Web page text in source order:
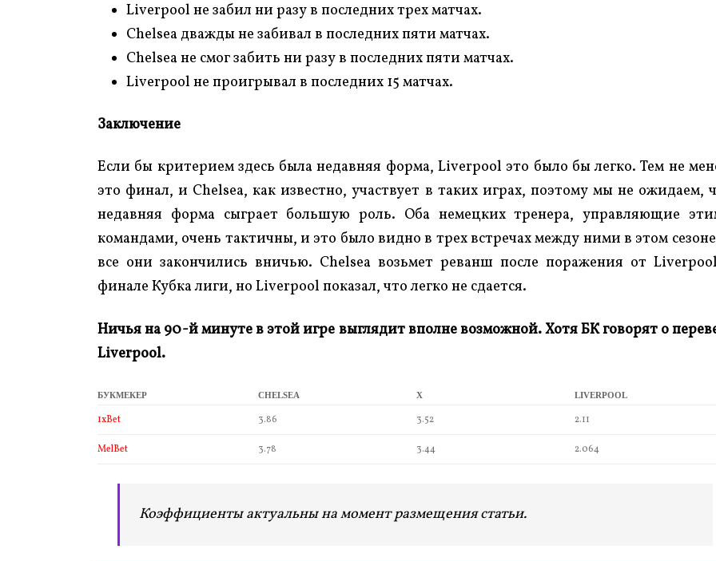
Liverpool не забил ни разу в последних трех матчах.
Chelsea дважды не забивал в последних пяти матчах.
Chelsea не смог забить ни разу в последних пяти матчах.
Liverpool не проигрывал в последних 15 матчах.
Заключение
Если бы критерием здесь была недавняя форма, Liverpool это было бы легко. Тем не
это финал, и Chelsea, как известно, участвует в таких играх, поэтому мы не ожидаем,
недавняя форма сыграет большую роль. Оба немецких тренера, управляющие
командами, очень тактичны, и это было видно в трех встречах между ними в этом
все они закончились вничью. Chelsea возьмет реванш после поражения от
финале Кубка лиги, но Liverpool показал, что легко не сдается.
Ничья на 90-й минуте в этой игре выглядит вполне возможной. Хотя БК говорят о
Liverpool.
БУКМЕКЕР CHELSEA X LIVERPOOL
1xBet 3.86 3.52 2.11
MelBet 3.78 3.44 2.064
Коэффициенты актуальны на момент размещения статьи.